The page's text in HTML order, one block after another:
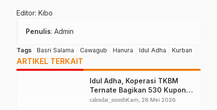
Editor: Kibo
Penulis: Admin
Tags Basri Salama Cawagub Hanura Idul Adha Kurban
ARTIKEL TERKAIT
Idul Adha, Koperasi TKBM
Ternate Bagikan 530 Kupon
Kurban
calendar_monthKam, 28 Mei 2026